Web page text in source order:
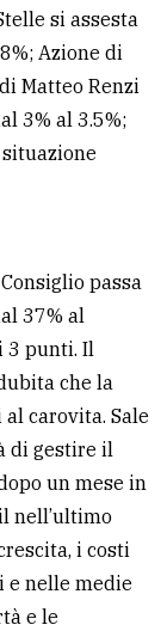
si assesta
Azione di
Matteo Renzi
3% al 3.5%;
passa
37% al
3 punti. Il
che la
carovita. Sale
di gestire il
un mese in
nell’ultimo
i costi
e nelle medie
e le